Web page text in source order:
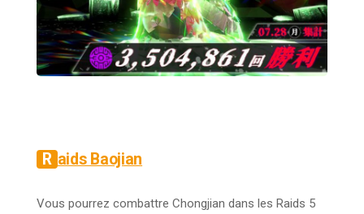
Raids Baojian
Vous pourrez combattre Chongjian dans les Raids 5